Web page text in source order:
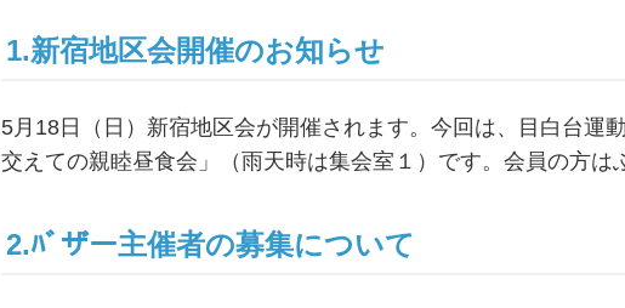
1.新宿地区会開催のお知らせ
5月18日（日）新宿地区会が開催されます。今回は、目白台運
交えての親睦昼食会」（雨天時は集会室１）です。会員の方は
2.ﾊﾞザー主催者の募集について